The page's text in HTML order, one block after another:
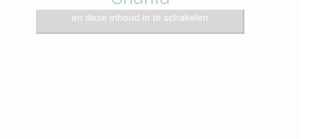
en deze inhoud in te schakelen